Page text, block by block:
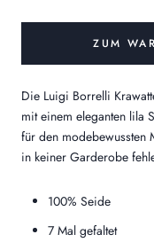
ZUM
Die Luigi Borrelli
mit einem eleganten lila
für den modebewussten
in keiner Garderobe
100% Seide
7 Mal gefaltet